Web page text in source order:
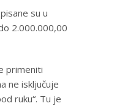
su u
2.000.000,00
primeniti
ne isključuje
ruku“. Tu je